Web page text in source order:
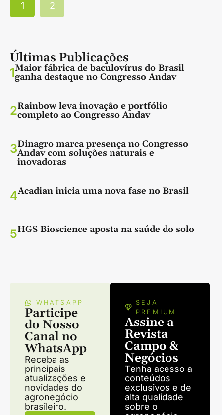
1 2
Últimas Publicações
1Maior fábrica de baculovírus do Brasil
ganha destaque no Congresso Andav
2Rainbow leva inovação e portfólio
completo ao Congresso Andav
3Dinagro marca presença no Congresso
Andav com soluções naturais e
inovadoras
4Acadian inicia uma nova fase no Brasil
5HGS Bioscience aposta na saúde do solo
WHATSAPP
Participe
do Nosso
Canal no
WhatsApp
Receba as
principais
atualizações e
novidades do
agronegócio
brasileiro.
SEJA
PREMIUM
Assine a
Revista
Campo &
Negócios
Tenha acesso a
conteúdos
exclusivos e de
alta qualidade
sobre o